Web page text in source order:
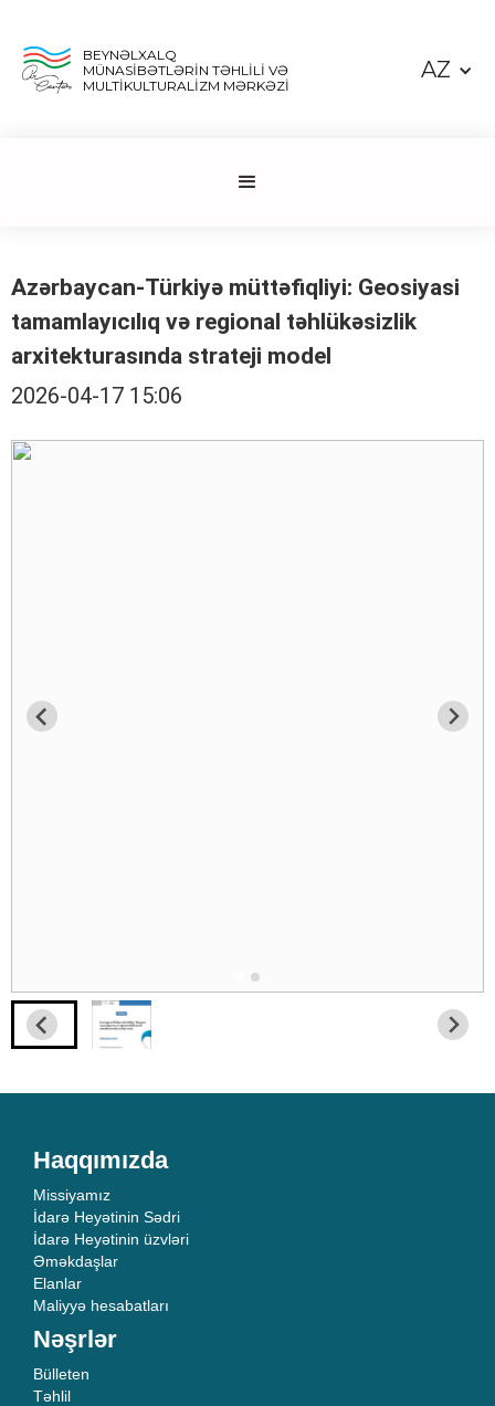
BEYNƏLXALQ
MÜNASİBƏTLƏRİN TƏHLİLİ VƏ
MULTİKULTURALİZM MƏRKƏZİ
AZ
Azərbaycan-Türkiyə müttəfiqliyi: Geosiyasi
tamamlayıcılıq və regional təhlükəsizlik
arxitekturasında strateji model
2026-04-17 15:06
Haqqımızda
Missiyamız
İdarə Heyətinin Sədri
İdarə Heyətinin üzvləri
Əməkdaşlar
Elanlar
Maliyyə hesabatları
Nəşrlər
Bülleten
Təhlil